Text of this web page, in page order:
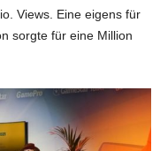
Views. Eine eigens für
sorgte für eine Million